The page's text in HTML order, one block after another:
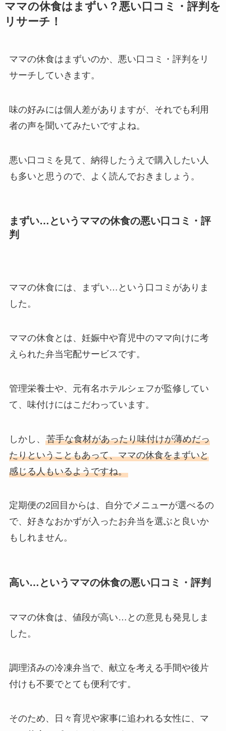
ママの休食はまずい？悪い口コミ・評判を
リサーチ！
ママの休食はまずいのか、悪い口コミ・評判をリ
サーチしていきます。
味の好みには個人差がありますが、それでも利用
者の声を聞いてみたいですよね。
悪い口コミを見て、納得したうえで購入したい人
も多いと思うので、よく読んでおきましょう。
まずい…というママの休食の悪い口コミ・評
判
ママの休食には、まずい…という口コミがありま
した。
ママの休食とは、妊娠中や育児中のママ向けに考
えられた弁当宅配サービスです。
管理栄養士や、元有名ホテルシェフが監修してい
て、味付けにはこだわっています。
しかし、 苦手な食材があったり味付けが薄めだっ
たりということもあって、ママの休食をまずいと
感じる人もいるようですね。
定期便の2回目からは、自分でメニューが選べるの
で、好きなおかずが入ったお弁当を選ぶと良いか
もしれません。
高い…というママの休食の悪い口コミ・評判
ママの休食は、値段が高い…との意見も発見しま
した。
調理済みの冷凍弁当で、献立を考える手間や後片
付けも不要でとても便利です。
そのため、日々育児や家事に追われる女性に、マ